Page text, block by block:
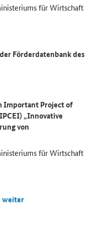
für Wirtschaft
Förderdatenbank des
Important Project of
„Innovative
von
für Wirtschaft
weiter